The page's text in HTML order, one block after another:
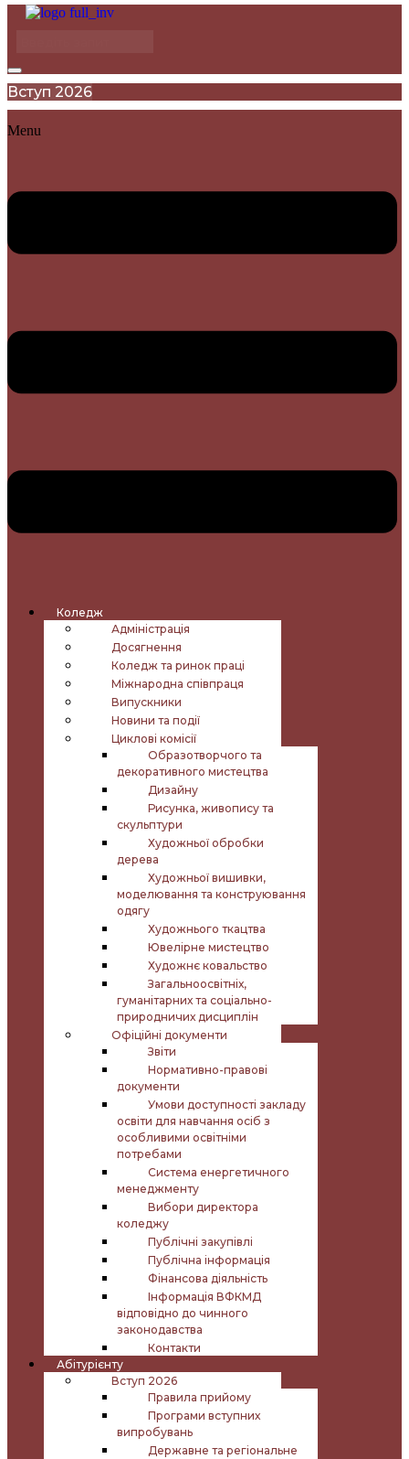
Вступ 2026
Menu
Коледж
Адміністрація
Досягнення
Коледж та ринок праці
Міжнародна співпраця
Випускники
Новини та події
Циклові комісії
Образотворчого та
декоративного мистецтва
Дизайну
Рисунка, живопису та
скульптури
Художньої обробки
дерева
Художньої вишивки,
моделювання та конструювання
одягу
Художнього ткацтва
Ювелірне мистецтво
Художнє ковальство
Загальноосвітніх,
гуманітарних та соціально-
природничих дисциплін
Офіційні документи
Звіти
Нормативно-правові
документи
Умови доступності закладу
освіти для навчання осіб з
особливими освітніми
потребами
Система енергетичного
менеджменту
Вибори директора
коледжу
Публічні закупівлі
Публічна інформація
Фінансова діяльність
Інформація ВФКМД
відповідно до чинного
законодавства
Контакти
Абітурієнту
Вступ 2026
Правила прийому
Програми вступних
випробувань
Державне та регіональне